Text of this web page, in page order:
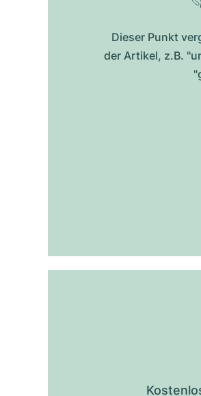
Dieser Punkt
der Artikel, z.B.